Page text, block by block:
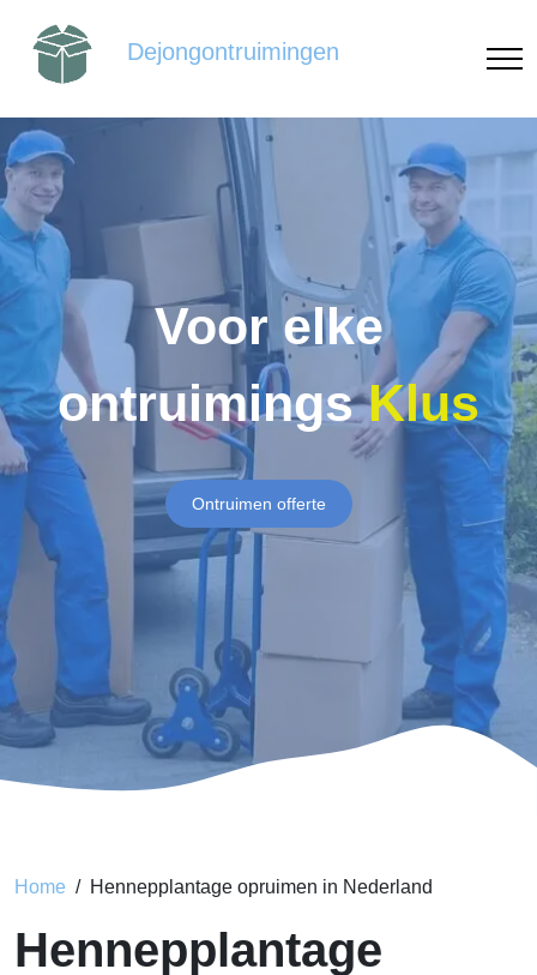
Dejongontruimingen
Voor elke
ontruimingsKlus
Ontruimen offerte
Home Hennepplantage opruimen in Nederland
Hennepplantage